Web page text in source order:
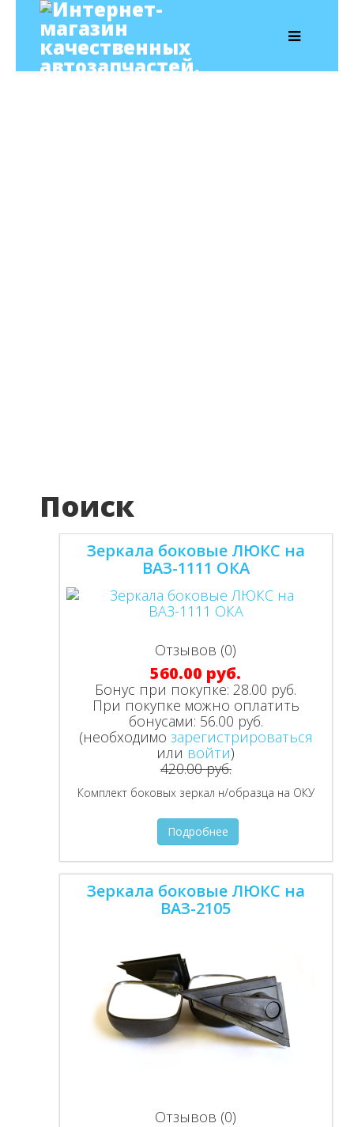
Поиск
Зеркала боковые ЛЮКС на
ВАЗ-1111 ОКА
Отзывов (0)
560.00 руб.
Бонус при покупке:28.00 руб.
При покупке можно оплатить
бонусами: 56.00 руб.
(необходимо зарегистрироваться
или войти)
420.00 руб.
Комплект боковых зеркал н/образца на ОКУ
Подробнее
Зеркала боковые ЛЮКС на
ВАЗ-2105
Отзывов (0)